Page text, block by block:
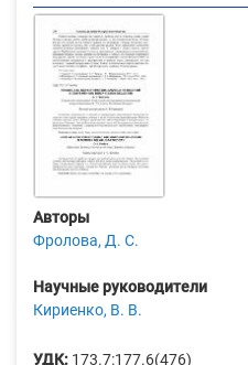
Авторы
Фролова, Д. С.
Научные руководители
Кириенко, В. В.
УДК: 173.7:177.6(476)